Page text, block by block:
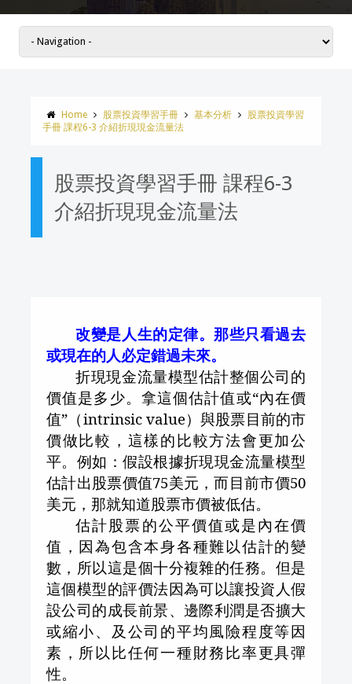
Home 股票投資學習手冊 基本分析
股票投資學習
手冊 課程6-3 介紹折現現金流量法
股票投資學習手冊 課程6-3
介紹折現現金流量法
改變是人生的定律。那些只看過去
或現在的人必定錯過未來。
折現現金流量模型估計整個公司的
價值是多少。拿這個估計值或“內在價
值”（intrinsic value）與股票目前的市
價做比較，這樣的比較方法會更加公
平。例如：假設根據折現現金流量模型
估計出股票價值75美元，而目前市價50
美元，那就知道股票市價被低估。
估計股票的公平價值或是內在價
值，因為包含本身各種難以估計的變
數，所以這是個十分複雜的任務。但是
這個模型的評價法因為可以讓投資人假
設公司的成長前景、邊際利潤是否擴大
或縮小、及公司的平均風險程度等因
素，所以比任何一種財務比率更具彈
性。